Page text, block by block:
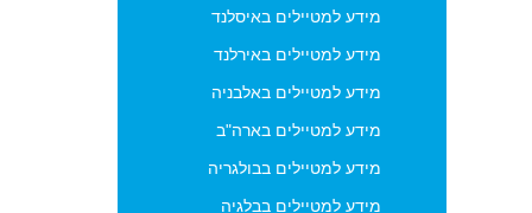
מידע למטיילים באיסלנד
מידע למטיילים באירלנד
מידע למטיילים באלבניה
מידע למטיילים בארה"ב
מידע למטיילים בבולגריה
מידע למטיילים בבלגיה